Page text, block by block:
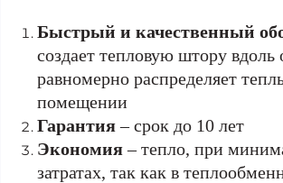
Быстрый и качественный
создает тепловую штору вдоль
равномерно распределяет
помещении
Гарантия– срок до 10 лет
Экономия– тепло, при
затратах, так как в